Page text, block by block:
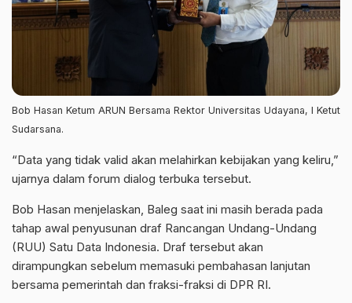
Bob Hasan Ketum ARUN Bersama Rektor Universitas Udayana, I Ketut
Sudarsana.
“Data yang tidak valid akan melahirkan kebijakan yang keliru,”
ujarnya dalam forum dialog terbuka tersebut.
Bob Hasan menjelaskan, Baleg saat ini masih berada pada
tahap awal penyusunan draf Rancangan Undang-Undang
(RUU) Satu Data Indonesia. Draf tersebut akan
dirampungkan sebelum memasuki pembahasan lanjutan
bersama pemerintah dan fraksi-fraksi di DPR RI.